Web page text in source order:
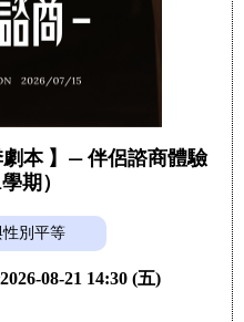
本 】— 伴侶諮商體驗
期）
別平等
08-21 14:30 (五)